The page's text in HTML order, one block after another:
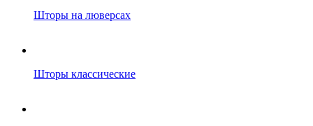
Шторы на люверсах
Шторы классические